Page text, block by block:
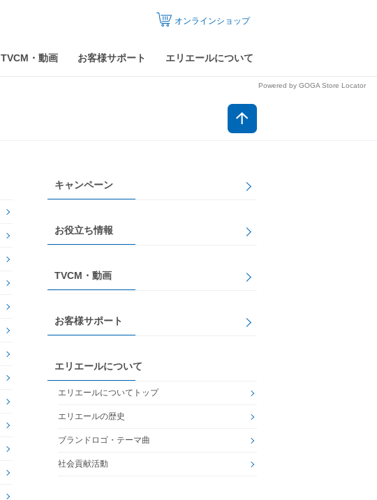
TVCM・動画 お客様サポート エリエールについて
オンラインショップ
Powered by GOGA Store Locator
キャンペーン
お役立ち情報
TVCM・動画
お客様サポート
エリエールについて
エリエールについてトップ
エリエールの歴史
ブランドロゴ・テーマ曲
社会貢献活動